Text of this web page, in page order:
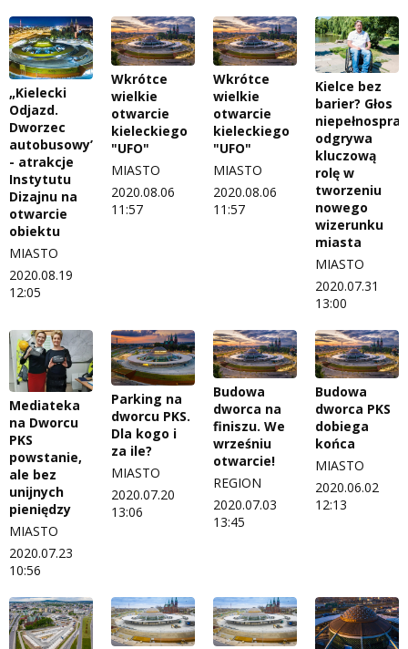
„Kielecki
Odjazd.
Dworzec
autobusowy”
- atrakcje
Instytutu
Dizajnu na
otwarcie
obiektu
MIASTO
2020.08.19
12:05
Wkrótce
wielkie
otwarcie
kieleckiego
"UFO"
MIASTO
2020.08.06
11:57
Wkrótce
wielkie
otwarcie
kieleckiego
"UFO"
MIASTO
2020.08.06
11:57
Kielce bez
barier? Głos
odgrywa
kluczową
rolę w
tworzeniu
nowego
wizerunku
miasta
MIASTO
2020.07.31
13:00
Mediateka
na Dworcu
PKS
powstanie,
ale bez
unijnych
pieniędzy
MIASTO
2020.07.23
10:56
Parking na
dworcu PKS.
Dla kogo i
za ile?
MIASTO
2020.07.20
13:06
Budowa
dworca na
finiszu. We
wrześniu
otwarcie!
REGION
2020.07.03
13:45
Budowa
dworca PKS
dobiega
końca
MIASTO
2020.06.02
12:13